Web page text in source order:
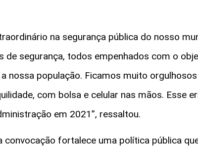
na segurança pública do nosso
segurança, todos empenhados com o
nossa população. Ficamos muito
com bolsa e celular nas mãos. Esse
em 2021”, ressaltou.
fortalece uma política pública